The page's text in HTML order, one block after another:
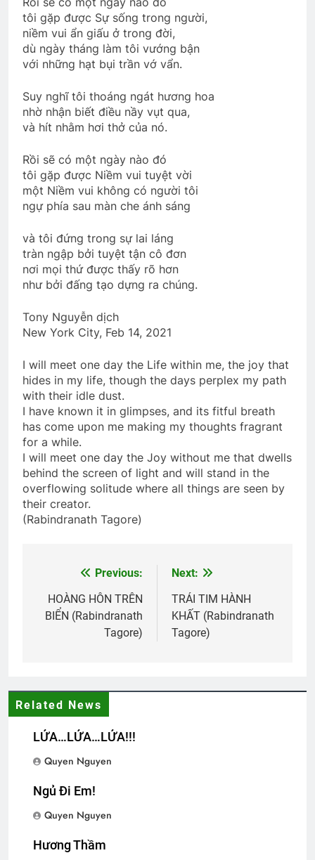
TIẾNG ĐÀN TRONG ĐÊM (Bạch Cư Dị)
3 Years Ago
Sống cuộc đời ý nghĩa
3 Years Ago
Thăm NT Huỳnh Ngọc Vang K25
2 Years Ago
THT Nguyễn Huệ chúc mừng ĐH 2026
1 Year Ago
CSVSQ Dương Công Phó K22
2 Years Ago
Thăm Bạn TẠ MẠNH HUY K19
2 Years Ago
3 Years Ago
CTBCTY Tập III chương 24
2 Years Ago 3 Years Ago
CON DÊ CỦA ÔNG SEGUIN (Alphonse
3 Years Ago
Lá thư cho người thầy cũ
tôi gặp được Sự sống trong người,
niềm vui ẩn giấu ở trong đời,
dù ngày tháng làm tôi vướng bận
với những hạt bụi trần vớ vẩn.
Suy nghĩ tôi thoáng ngát hương hoa
nhờ nhận biết điều nầy vụt qua,
và hít nhằm hơi thở của nó.
Rồi sẽ có một ngày nào đó
tôi gặp được Niềm vui tuyệt vời
một Niềm vui không có người tôi
ngự phía sau màn che ánh sáng
và tôi đứng trong sự lai láng
tràn ngập bởi tuyệt tận cô đơn
nơi mọi thứ được thấy rõ hơn
như bởi đấng tạo dựng ra chúng.
Tony Nguyễn dịch
New York City, Feb 14, 2021
I will meet one day the Life within me, the joy that
hides in my life, though the days perplex my path
with their idle dust.
I have known it in glimpses, and its fitful breath
has come upon me making my thoughts fragrant
for a while.
I will meet one day the Joy without me that dwells
behind the screen of light and will stand in the
overflowing solitude where all things are seen by
their creator.
(Rabindranath Tagore)
navigation
Previous:
HOÀNG HÔN TRÊN
BIỂN (Rabindranath
Tagore)
Next:
TRÁI TIM HÀNH
KHẤT (Rabindranath
Tagore)
Related News
LỬA…LỬA…LỬA!!!
Quyen Nguyen
Ngủ Đi Em!
Quyen Nguyen
Hương Thầm